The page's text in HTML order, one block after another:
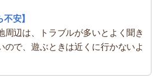
安】
周辺は、トラブルが多いとよく聞き
ので、遊ぶときは近くに行かないよ